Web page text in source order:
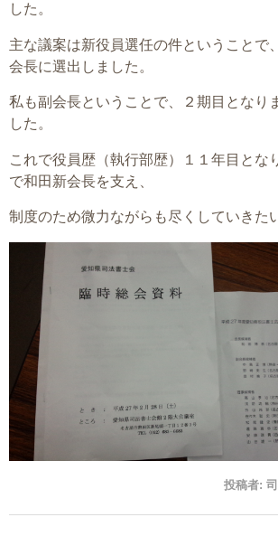
した。
主な議案は新役員選任の件ということで
会長に選出しました。
私も副会長ということで、２期目となり
した。
これで役員歴（執行部歴）１１年目とな
で和田新会長を支え、
制度のため微力ながらも尽くしていきた
投稿者: